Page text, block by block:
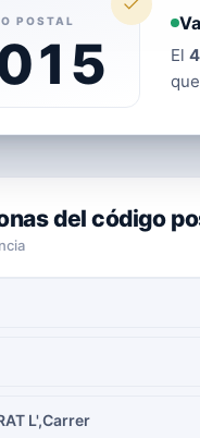
POSTAL
El
del código
L',Carrer